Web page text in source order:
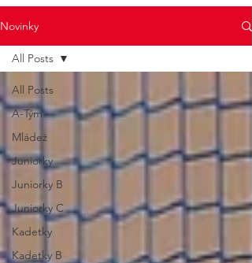
Novinky
All Posts
A-Tým
Mládež
Juniorky
Juniorky B
Juniorky C
Kadetky
Kadetky B
All Posts